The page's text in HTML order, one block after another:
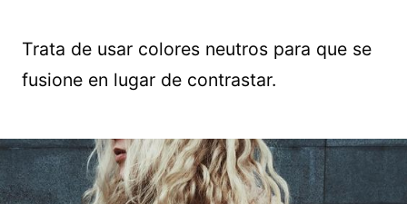
Trata de usar colores neutros para que se
fusione en lugar de contrastar.